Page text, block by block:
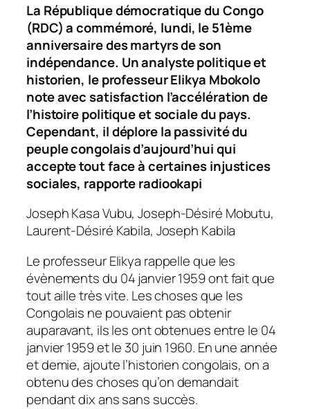
La République démocratique du Congo
(RDC) a commémoré, lundi, le 51ème
anniversaire des martyrs de son
indépendance. Un analyste politique et
historien, le professeur Elikya Mbokolo
note avec satisfaction l’accélération de
l’histoire politique et sociale du pays.
Cependant, il déplore la passivité du
peuple congolais d’aujourd’hui qui
accepte tout face à certaines injustices
sociales, rapporte radiookapi
Joseph Kasa Vubu, Joseph-Désiré Mobutu,
Laurent-Désiré Kabila, Joseph Kabila
Le professeur Elikya rappelle que les
évènements du 04 janvier 1959 ont fait que
tout aille très vite. Les choses que les
Congolais ne pouvaient pas obtenir
auparavant, ils les ont obtenues entre le 04
janvier 1959 et le 30 juin 1960. En une année
et demie, ajoute l’historien congolais, on a
obtenu des choses qu’on demandait
pendant dix ans sans succès.